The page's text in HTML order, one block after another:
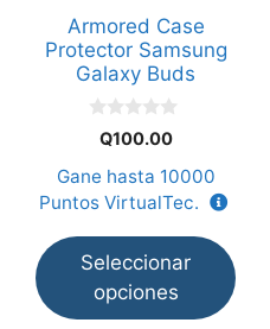
Armored Case
Protector Samsung
Galaxy Buds
5
Q100.00
Gane hasta 10000
Puntos VirtualTec.
Seleccionar
opciones
se
pueden
página
de
producto